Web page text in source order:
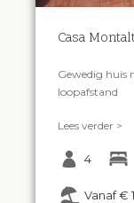
Casa
Gewedig huis
loopafstand
Lees verder >
4
Vanaf €